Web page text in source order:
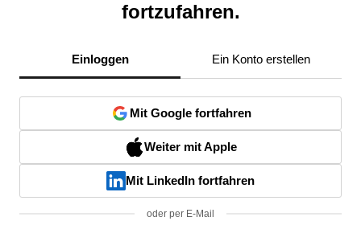
fortzufahren.
Einloggen Ein Konto erstellen
Mit Google fortfahren
Weiter mit Apple
Mit LinkedIn fortfahren
oder per E-Mail